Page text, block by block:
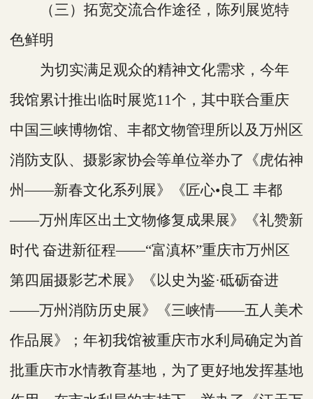
（三）拓宽交流合作途径，陈列展览特
色鲜明
为切实满足观众的精神文化需求，今年
我馆累计推出临时展览11个，其中联合重庆
中国三峡博物馆、丰都文物管理所以及万州区
消防支队、摄影家协会等单位举办了《虎佑神
州——新春文化系列展》《匠心•良工 丰都
——万州库区出土文物修复成果展》《礼赞新
时代 奋进新征程——“富滇杯”重庆市万州区
第四届摄影艺术展》《以史为鉴·砥砺奋进
——万州消防历史展》《三峡情——五人美术
作品展》；年初我馆被重庆市水利局确定为首
批重庆市水情教育基地，为了更好地发挥基地